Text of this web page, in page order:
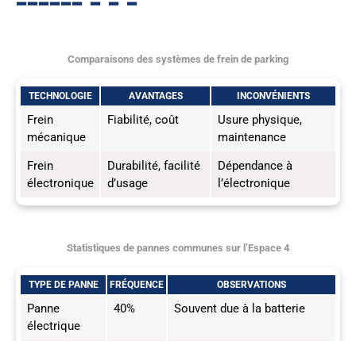
Comparaisons des systèmes de frein de parking
TECHNOLOGIE AVANTAGES INCONVÉNIENTS
Frein
mécanique
Fiabilité, coût
Usure physique,
maintenance
Frein
électronique
Durabilité, facilité
d’usage
Dépendance à
l’électronique
Statistiques de pannes communes sur l’Espace 4
TYPE DE PANNE FRÉQUENCE OBSERVATIONS
Panne
électrique
40% Souvent due à la batterie